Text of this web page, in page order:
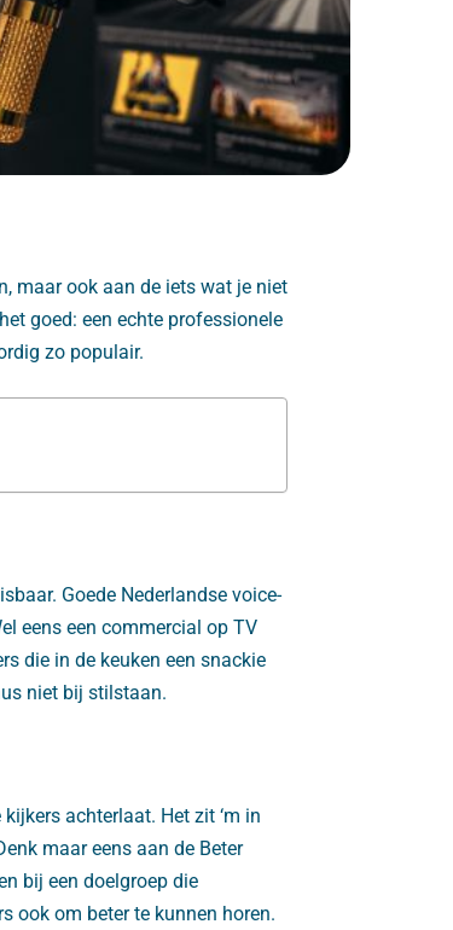
maar ook aan de iets wat je niet
goed: een echte professionele
zo populair.
Goede Nederlandse voice-
eens een commercial op TV
die in de keuken een snackie
niet bij stilstaan.
achterlaat. Het zit ‘m in
maar eens aan de Beter
bij een doelgroep die
ook om beter te kunnen horen.